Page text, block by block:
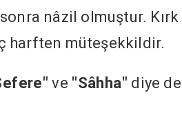
nâzil olmuştur. Kırk
harften müteşekkildir.
ve "Sâhha" diye de